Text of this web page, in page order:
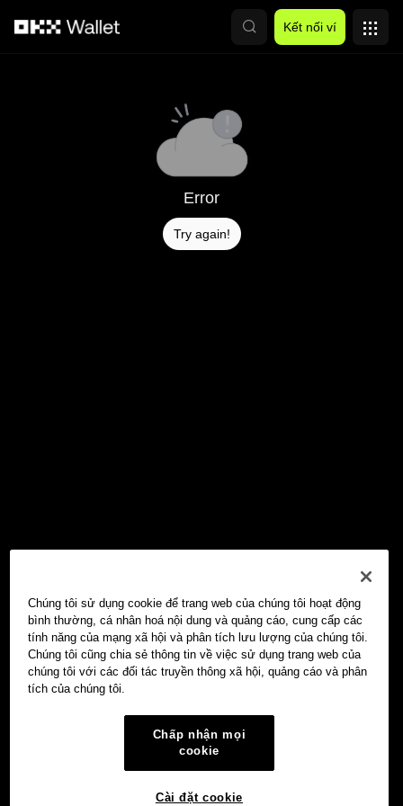
Kết nối ví
Error
Try again!
Chúng tôi sử dụng cookie để trang web của chúng tôi hoạt động
bình thường, cá nhân hoá nội dung và quảng cáo, cung cấp các
tính năng của mạng xã hội và phân tích lưu lượng của chúng tôi.
Chúng tôi cũng chia sẻ thông tin về việc sử dụng trang web của
chúng tôi với các đối tác truyền thông xã hội, quảng cáo và phân
tích của chúng tôi.
Chấp nhận mọi
cookie
Cài đặt cookie